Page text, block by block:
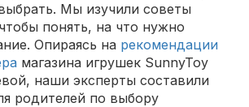
Мы изучили советы
понять, на что нужно
Опираясь на рекомендации
магазина игрушек SunnyToy
наши эксперты составили
родителей по выбору